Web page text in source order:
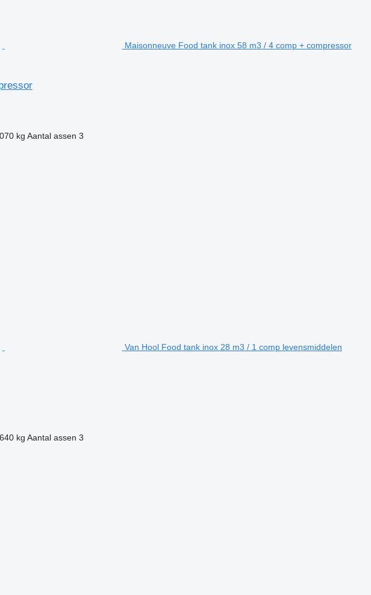
Maisonneuve Food tank inox 58 m3 / 4 comp + compressor
kg Aantal assen 3
Van Hool Food tank inox 28 m3 / 1 comp levensmiddelen
kg Aantal assen 3